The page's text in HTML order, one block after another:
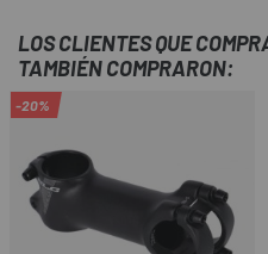
LOS CLIENTES QUE
TAMBIÉN COMPRARON:
-20%